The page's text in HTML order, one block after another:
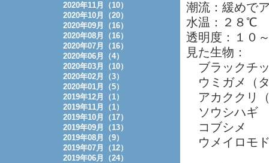
潮流：緩めで
水温：２８℃
透明度：１０
見た生物：
ブラックチ
ウミガメ（
アカククリ
ソウシハギ
コブシメ
ウメイロモ
2020年11月（10）
2020年10月（20）
2020年09月（16）
2020年08月（16）
2020年07月（16）
2020年06月（4）
2020年03月（10）
2020年02月（3）
2020年01月（5）
2019年12月（1）
2019年11月（1）
2019年10月（17）
2019年09月（13）
2019年08月（9）
2019年07月（12）
2019年06月（24）